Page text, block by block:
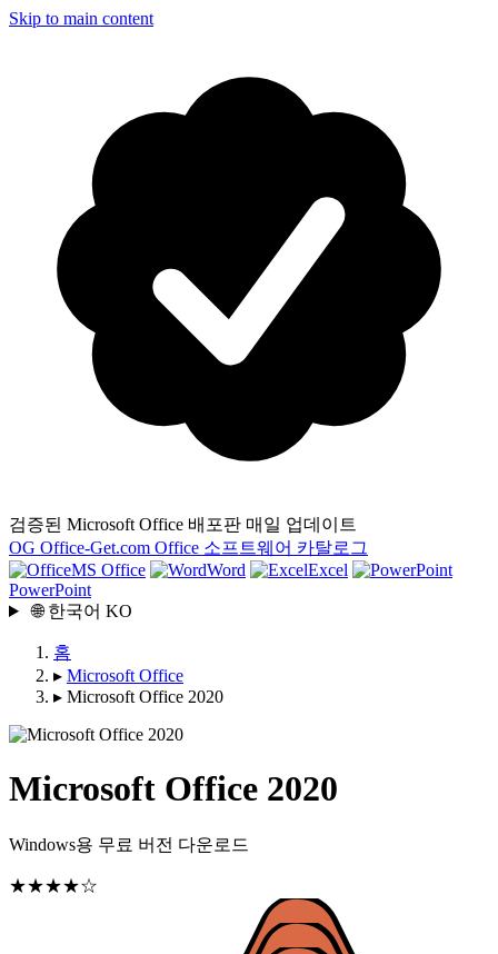
Skip to main content
검증된 Microsoft Office 배포판 매일 업데이트
OG Office-Get.com Office 소프트웨어 카탈로그
MS Office
Word
Excel
PowerPoint
🌐 한국어 KO
홈
▸ Microsoft Office
▸ Microsoft Office 2020
Microsoft Office 2020
Windows용 무료 버전 다운로드
★★★★☆